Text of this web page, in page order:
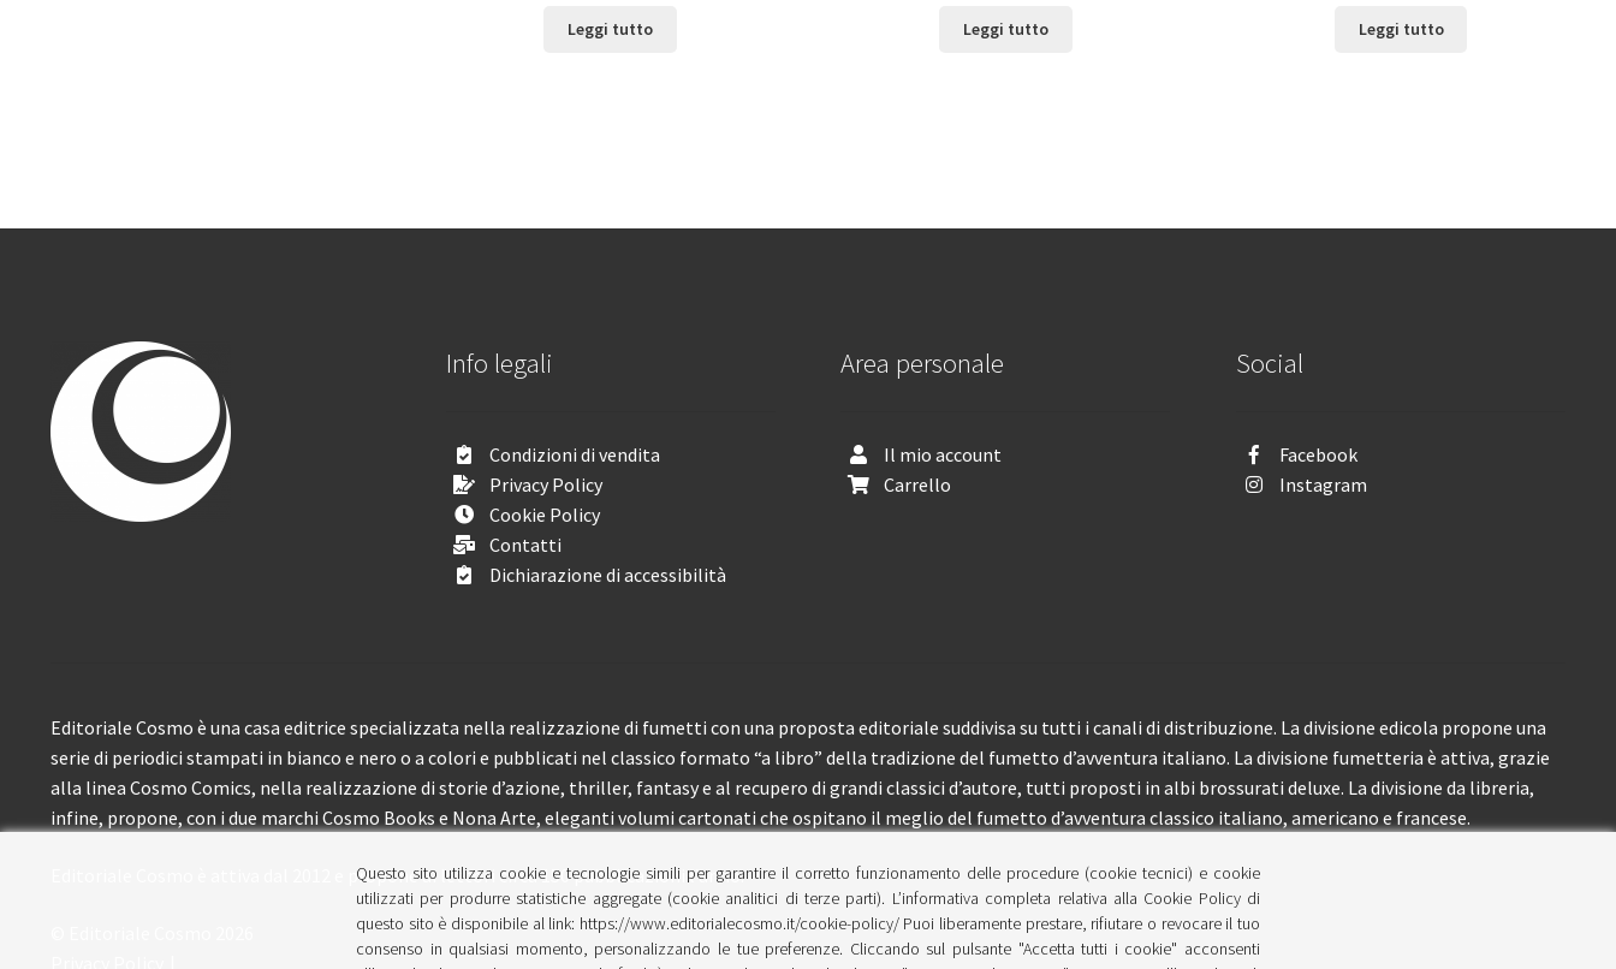
Leggi tutto Leggi tutto Leggi tutto
Info legali
Condizioni di vendita
Privacy Policy
Cookie Policy
Contatti
Dichiarazione di accessibilità
Area personale
Il mio account
Carrello
Social
Facebook
Instagram
Editoriale Cosmo è una casa editrice specializzata nella realizzazione di fumetti con una proposta editoriale suddivisa su tutti i canali di distribuzione. La divisione edicola propone una
serie di periodici stampati in bianco e nero o a colori e pubblicati nel classico formato “a libro” della tradizione del fumetto d’avventura italiano. La divisione fumetteria è attiva, grazie
alla linea Cosmo Comics, nella realizzazione di storie d’azione, thriller, fantasy e al recupero di grandi classici d’autore, tutti proposti in albi brossurati deluxe. La divisione da libreria,
infine, propone, con i due marchi Cosmo Books e Nona Arte, eleganti volumi cartonati che ospitano il meglio del fumetto d’avventura classico italiano, americano e francese.
Editoriale Cosmo è attiva dal 2012 e propone ai lettori circa 150 pubblicazioni l’anno.
Questo sito utilizza cookie e tecnologie simili per garantire il corretto funzionamento delle procedure (cookie tecnici) e cookie
utilizzati per produrre statistiche aggregate (cookie analitici di terze parti). L’informativa completa relativa alla Cookie Policy di
questo sito è disponibile al link: https://www.editorialecosmo.it/cookie-policy/ Puoi liberamente prestare, rifiutare o revocare il tuo
consenso in qualsiasi momento, personalizzando le tue preferenze. Cliccando sul pulsante "Accetta tutti i cookie" acconsenti